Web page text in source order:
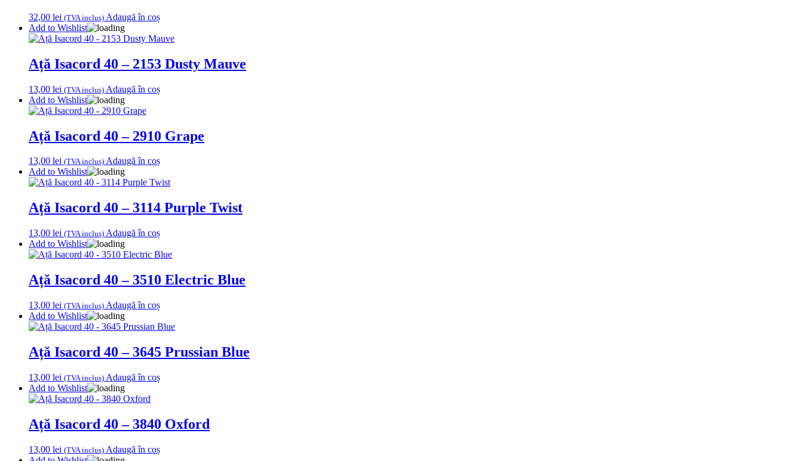
32,00 lei (TVA inclus) Adaugă în coș
Add to Wishlist
Ață Isacord 40 – 2153 Dusty Mauve
13,00 lei (TVA inclus) Adaugă în coș
Add to Wishlist
Ață Isacord 40 – 2910 Grape
13,00 lei (TVA inclus) Adaugă în coș
Add to Wishlist
Ață Isacord 40 – 3114 Purple Twist
13,00 lei (TVA inclus) Adaugă în coș
Add to Wishlist
Ață Isacord 40 – 3510 Electric Blue
13,00 lei (TVA inclus) Adaugă în coș
Add to Wishlist
Ață Isacord 40 – 3645 Prussian Blue
13,00 lei (TVA inclus) Adaugă în coș
Add to Wishlist
Ață Isacord 40 – 3840 Oxford
13,00 lei (TVA inclus) Adaugă în coș